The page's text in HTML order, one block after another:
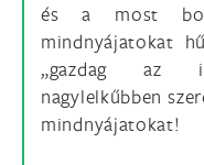
és a most
mindnyájatokat
„gazdag az
nagylelkűbben
mindnyájatokat!